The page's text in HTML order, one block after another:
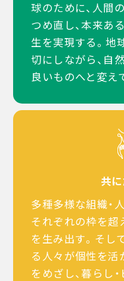
球のために、人間
つめ直し、本来あ
生を実現する。地
切にしながら、自
良いものへと変え
共
多種多様な組織・
それぞれの枠を超
を生み出す。そし
る人々が個性を活
をめざし、暮らし